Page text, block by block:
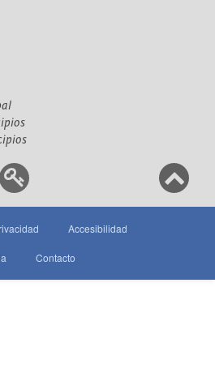
Accesibilidad
Contacto